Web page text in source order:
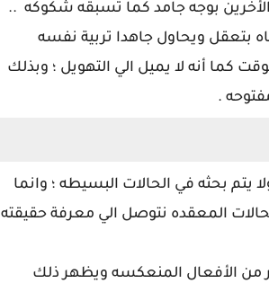
بوجه جامد كما تسبقه شكوكه ..
ويحاول جاهدا تربية نفسه
كما أنه لا يميل الي التهويل ؛ وبذلك
.
يتم بحثه في الحالات البسيطه ؛ وانما
المعقده نتوصل الي معرفة حقيقته
من الأفعال المنعكسه ويظهر ذلك